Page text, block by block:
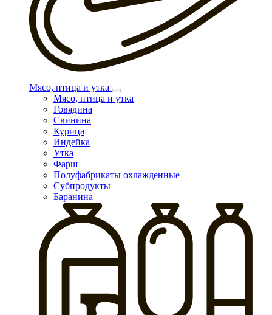
Мясо, птица и утка
Мясо, птица и утка
Говядина
Свинина
Курица
Индейка
Утка
Фарш
Полуфабрикаты охлажденные
Субпродукты
Баранина